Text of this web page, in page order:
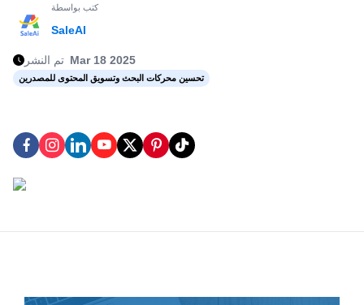
كتب بواسطة
SaleAI
تم النشر Mar 18 2025
تحسين محركات البحث وتسويق المحتوى للمصدرين